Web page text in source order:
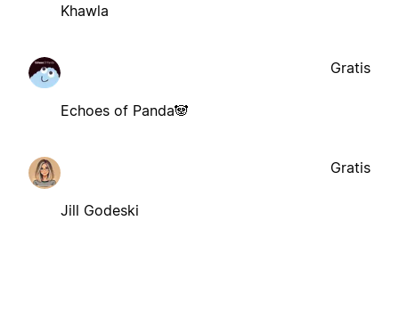
Khawla
Echoes of Panda🐼
Gratis
Jill Godeski
Gratis